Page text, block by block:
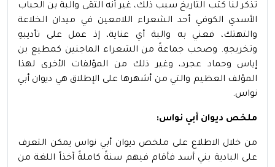
تذكر لنا كتب التاريخ سبب ذلك، غير أنه التقى والبة بن الحباب
الأسدي الكوفي أحد الشعراء اللامعين في ميدان الخلاعة
والتهتك، فعني به والبة أي عناية، إذ عمل على تأديبهِ
وتخريجهِ. وصحب جماعةً من الشعراء الماجنين كمطيع بن
إياس وحماد عجرد، وغير ذلك من المؤلفات الأخرى لهذا
المؤلف العظيم والتي من أشهرها على الإطلاق هي ديوان أبي
نواس.
ملخص ديوان أبي نواس:
من خلال الاطلاع على ملخص ديوان أبي نواس يمكن التعرف
على البادية بني أسد فأقام فيهم سنةً كاملةً آخذاً اللغة من